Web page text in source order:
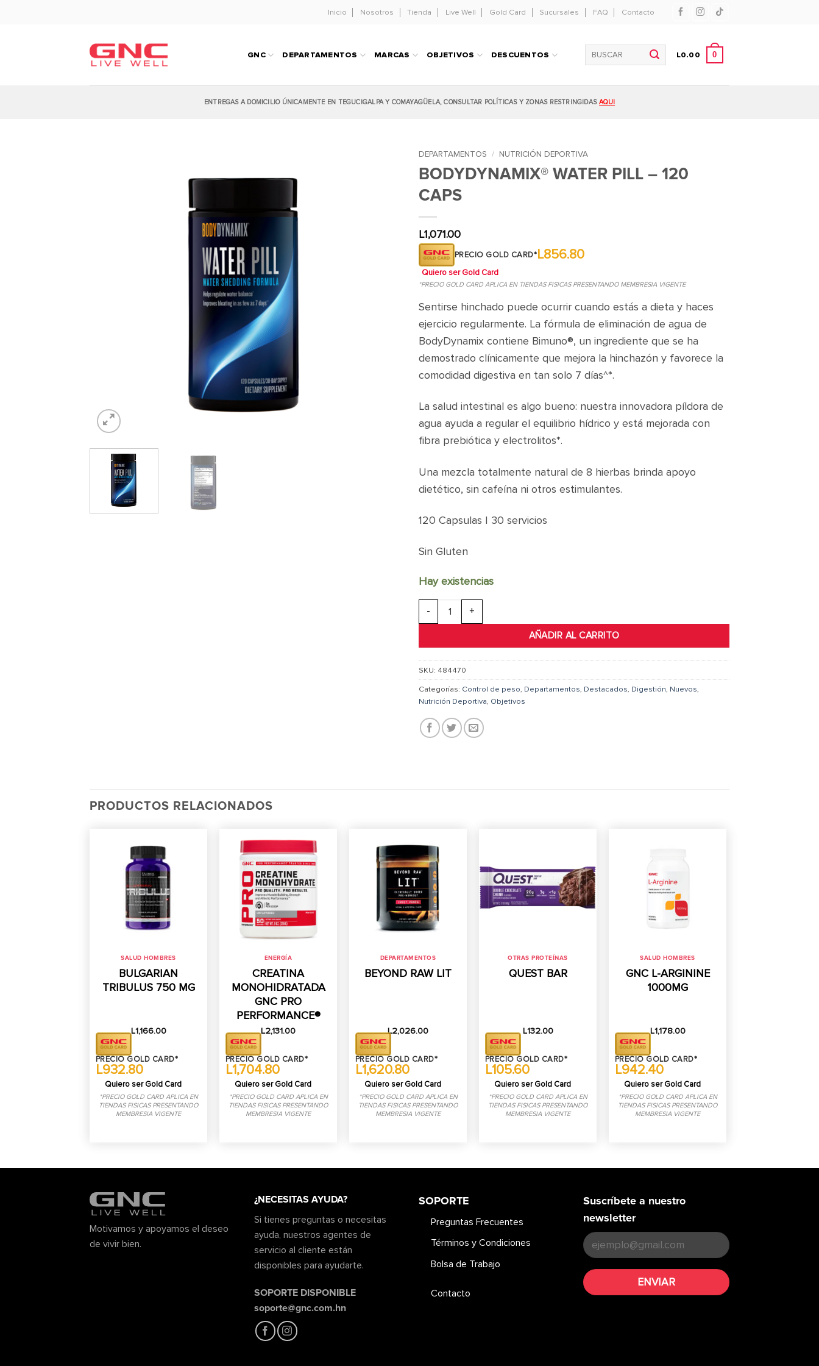
Inicio Nosotros Tienda Live Well Gold Card Sucursales FAQ Contacto
GNC DEPARTAMENTOS MARCAS OBJETIVOS DESCUENTOS
Buscar
L0.00 0
ENTREGAS A DOMICILIO ÚNICAMENTE EN TEGUCIGALPA Y COMAYAGÜELA, CONSULTAR POLÍTICAS Y ZONAS RESTRINGIDAS AQUI
DEPARTAMENTOS / NUTRICIÓN DEPORTIVA
BODYDYNAMIX® WATER PILL – 120
CAPS
L1,071.00
PRECIO GOLD CARD*L856.80
Quiero ser Gold Card
*PRECIO GOLD CARD APLICA EN TIENDAS FISICAS PRESENTANDO MEMBRESIA VIGENTE
Sentirse hinchado puede ocurrir cuando estás a dieta y haces
ejercicio regularmente. La fórmula de eliminación de agua de
BodyDynamix contiene Bimuno®, un ingrediente que se ha
demostrado clínicamente que mejora la hinchazón y favorece la
comodidad digestiva en tan solo 7 días^*.
La salud intestinal es algo bueno: nuestra innovadora píldora de
agua ayuda a regular el equilibrio hídrico y está mejorada con
fibra prebiótica y electrolitos*.
Una mezcla totalmente natural de 8 hierbas brinda apoyo
dietético, sin cafeína ni otros estimulantes.
120 Capsulas | 30 servicios
Sin Gluten
Hay existencias
BodyDynamix® Water Pill - 120 Caps cantidad
AÑADIR AL CARRITO
SKU: 484470
Categorías: Control de peso, Departamentos, Destacados, Digestión, Nuevos,
Nutrición Deportiva, Objetivos
PRODUCTOS RELACIONADOS
SALUD HOMBRES
BULGARIAN
TRIBULUS 750 MG
L1,166.00
PRECIO GOLD CARD*
L932.80
Quiero ser Gold Card
*PRECIO GOLD CARD APLICA EN
TIENDAS FISICAS PRESENTANDO
MEMBRESIA VIGENTE
ENERGÍA
CREATINA
MONOHIDRATADA
GNC PRO
PERFORMANCE®
L2,131.00
PRECIO GOLD CARD*
L1,704.80
Quiero ser Gold Card
*PRECIO GOLD CARD APLICA EN
TIENDAS FISICAS PRESENTANDO
MEMBRESIA VIGENTE
DEPARTAMENTOS
BEYOND RAW LIT
L2,026.00
PRECIO GOLD CARD*
L1,620.80
Quiero ser Gold Card
*PRECIO GOLD CARD APLICA EN
TIENDAS FISICAS PRESENTANDO
MEMBRESIA VIGENTE
OTRAS PROTEÍNAS
QUEST BAR
L132.00
PRECIO GOLD CARD*
L105.60
Quiero ser Gold Card
*PRECIO GOLD CARD APLICA EN
TIENDAS FISICAS PRESENTANDO
MEMBRESIA VIGENTE
SALUD HOMBRES
GNC L-ARGININE
1000MG
L1,178.00
PRECIO GOLD CARD*
L942.40
Quiero ser Gold Card
*PRECIO GOLD CARD APLICA EN
TIENDAS FISICAS PRESENTANDO
MEMBRESIA VIGENTE
Motivamos y apoyamos el deseo
de vivir bien.
¿NECESITAS AYUDA?
Si tienes preguntas o necesitas
ayuda, nuestros agentes de
servicio al cliente están
disponibles para ayudarte.
SOPORTE DISPONIBLE
soporte@gnc.com.hn
SOPORTE
Preguntas Frecuentes
Términos y Condiciones
Bolsa de Trabajo
Contacto
Suscríbete a nuestro
newsletter